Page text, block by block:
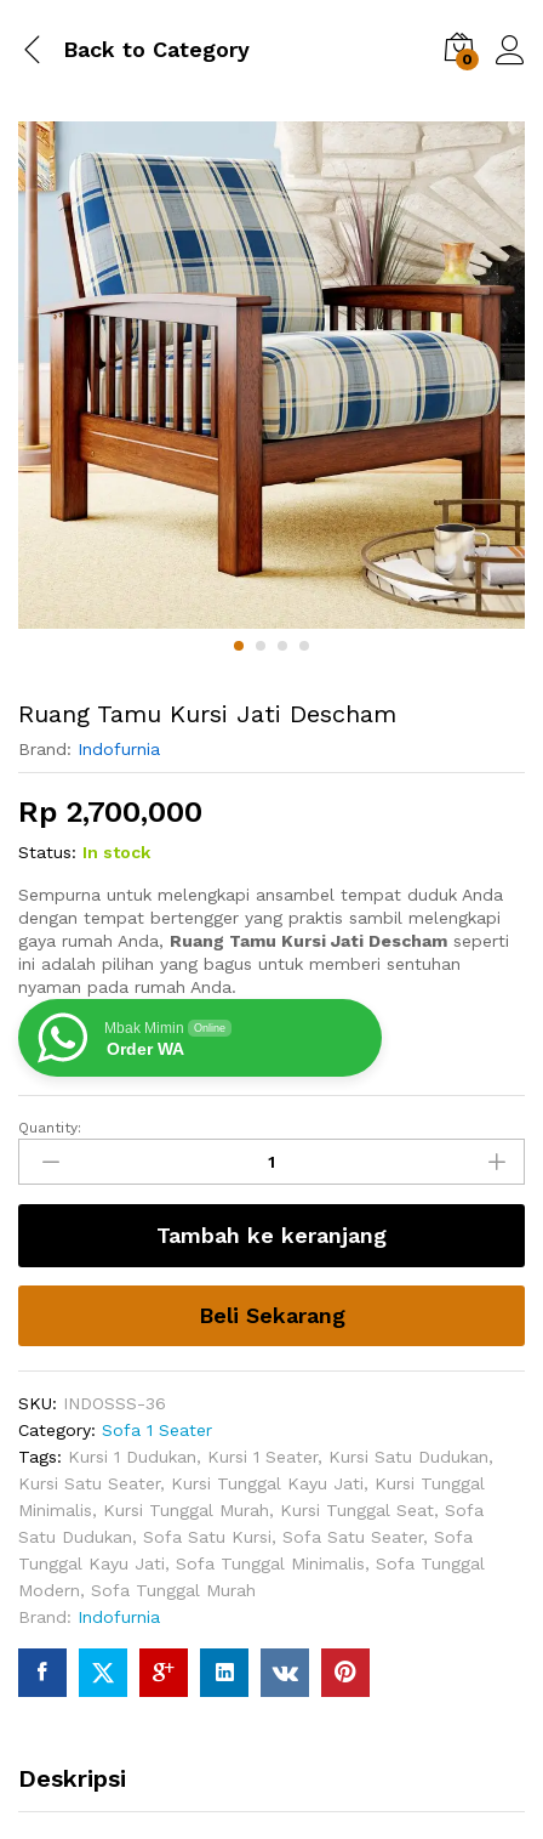
Back to Category 0
Ruang Tamu Kursi Jati Descham
Brand: Indofurnia
Rp 2,700,000
Status: In stock
Sempurna untuk melengkapi ansambel tempat duduk Anda
dengan tempat bertengger yang praktis sambil melengkapi
gaya rumah Anda, Ruang Tamu Kursi Jati Descham seperti
ini adalah pilihan yang bagus untuk memberi sentuhan
nyaman pada rumah Anda.
Mbak Mimin Online
Order WA
Ruang
Tamu
Kursi
Jati
quantity
Quantity:
Tambah ke keranjang
Beli Sekarang
SKU: INDOSSS-36
Category: Sofa 1 Seater
Tags: Kursi 1 Dudukan, Kursi 1 Seater, Kursi Satu Dudukan,
Kursi Satu Seater, Kursi Tunggal Kayu Jati, Kursi Tunggal
Minimalis, Kursi Tunggal Murah, Kursi Tunggal Seat, Sofa
Satu Dudukan, Sofa Satu Kursi, Sofa Satu Seater, Sofa
Tunggal Kayu Jati, Sofa Tunggal Minimalis, Sofa Tunggal
Modern, Sofa Tunggal Murah
Brand: Indofurnia
Deskripsi